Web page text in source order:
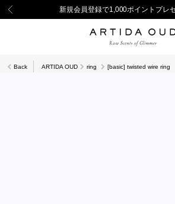
新規会員登録で1,000ポイントプレ
Back ARTIDA OUD ring [basic] twisted wire ring